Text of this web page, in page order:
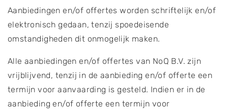
Aanbiedingen en/of offertes worden schriftelijk en/of
elektronisch gedaan, tenzij spoedeisende
omstandigheden dit onmogelijk maken.
Alle aanbiedingen en/of offertes van NoQ B.V. zijn
vrijblijvend, tenzij in de aanbieding en/of offerte een
termijn voor aanvaarding is gesteld. Indien er in de
aanbieding en/of offerte een termijn voor